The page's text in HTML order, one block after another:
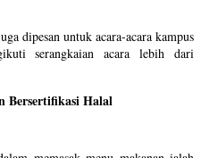
dipesan untuk acara-acara kampus
serangkaian acara lebih dari
Bersertifikasi Halal